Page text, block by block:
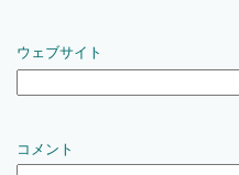
ウェブサイト
コメント